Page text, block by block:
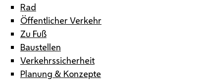
Rad
Öffentlicher Verkehr
Zu Fuß
Baustellen
Verkehrssicherheit
Planung & Konzepte